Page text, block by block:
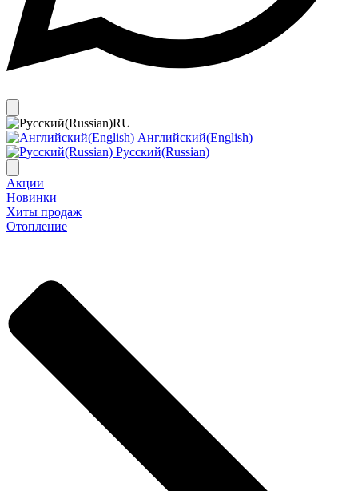
RU
Английский(English)
Русский(Russian)
Акции
Новинки
Хиты продаж
Отопление